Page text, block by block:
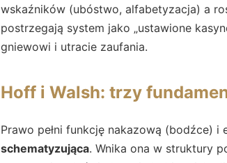
wskaźników (ubóstwo, alfabetyzacja) a
postrzegają system jako „ustawione
gniewowi i utracie zaufania.
Hoff i Walsh: trzy
Prawo pełni funkcję nakazową (bodźce) i
schematyzująca. Wnika ona w struktury